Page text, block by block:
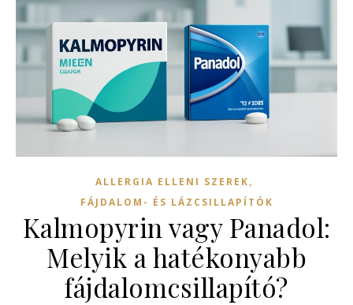
ALLERGIA ELLENI SZEREK,
FÁJDALOM- ÉS LÁZCSILLAPÍTÓK
Kalmopyrin vagy Panadol:
Melyik a hatékonyabb
fájdalomcsillapító?